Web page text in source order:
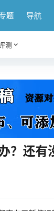
题 导航
测
？还有